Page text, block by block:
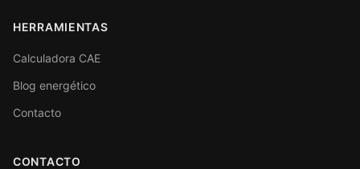
HERRAMIENTAS
Calculadora CAE
Blog energético
Contacto
CONTACTO